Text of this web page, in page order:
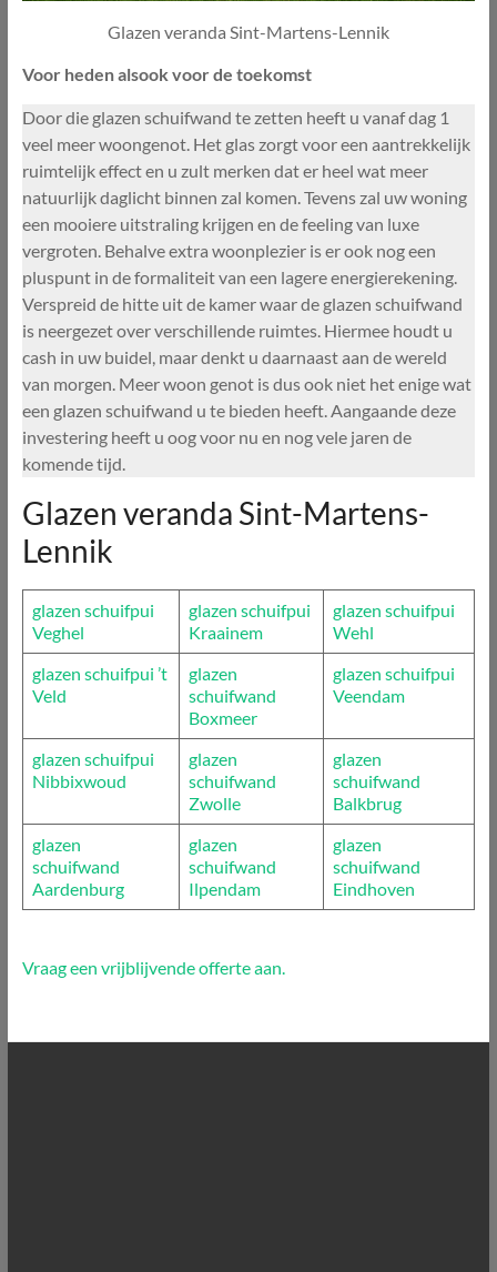
Glazen veranda Sint-Martens-Lennik
Voor heden alsook voor de toekomst
Door die glazen schuifwand te zetten heeft u vanaf dag 1
veel meer woongenot. Het glas zorgt voor een aantrekkelijk
ruimtelijk effect en u zult merken dat er heel wat meer
natuurlijk daglicht binnen zal komen. Tevens zal uw woning
een mooiere uitstraling krijgen en de feeling van luxe
vergroten. Behalve extra woonplezier is er ook nog een
pluspunt in de formaliteit van een lagere energierekening.
Verspreid de hitte uit de kamer waar de glazen schuifwand
is neergezet over verschillende ruimtes. Hiermee houdt u
cash in uw buidel, maar denkt u daarnaast aan de wereld
van morgen. Meer woon genot is dus ook niet het enige wat
een glazen schuifwand u te bieden heeft. Aangaande deze
investering heeft u oog voor nu en nog vele jaren de
komende tijd.
Glazen veranda Sint-Martens-
Lennik
glazen schuifpui
Veghel
glazen schuifpui
Kraainem
glazen schuifpui
Wehl
glazen schuifpui ’t
Veld
glazen
schuifwand
Boxmeer
glazen schuifpui
Veendam
glazen schuifpui
Nibbixwoud
glazen
schuifwand
Zwolle
glazen
schuifwand
Balkbrug
glazen
schuifwand
Aardenburg
glazen
schuifwand
Ilpendam
glazen
schuifwand
Eindhoven
Vraag een vrijblijvende offerte aan.